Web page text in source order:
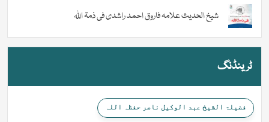
شیخ الحدیث علامہ فاروق احمد راشدی فی ذمۃ اللہ
ٹرینڈنگ
فضیلۃ الشیخ عبد الوکیل ناصر حفظہ اللہ